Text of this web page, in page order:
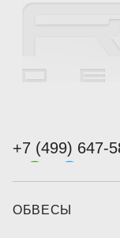
+7 (499) 647-
ОБВЕСЫ